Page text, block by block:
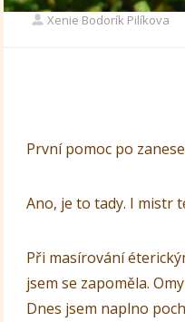
Xenie Bodorík Pilíkova
První pomoc po
Ano, je to tady. I mistr
Při masírování
jsem se zapoměla.
Dnes jsem naplno